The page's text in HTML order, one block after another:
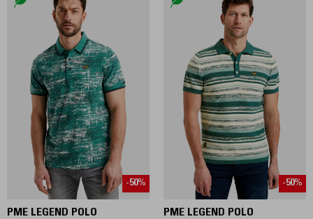
-50%
PME LEGEND POLO
-50%
PME LEGEND POLO